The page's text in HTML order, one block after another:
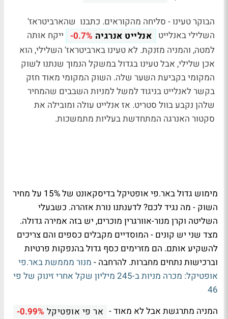
הבוקר טעינו - סליחה מהקוראים. כתבנו שהארביטראז'
השלילי באנלייט אנלייט אנרגיה -0.7% ייקח אותה
למטה, והמניה מזנקת. לא טעינו בארביטראז' השלילי, הוא
אכן שלילי, אבל טעינו בגדול במשקל הנמוך שנתנו לשוק
המקומי בקביעת השער שלה. השוק המקומי מאוד חזק
בקשר לאנלייט בניגוד למשל למניות השבבים שהמחיר
שלהן נקבע בוול סטריט. אז אנלייט עולה ומובילה את
סקטור האנרגה המתחדשת בעליות מתמשכות.
מימוש גדול באר.פי אופטיקל בדיסקאונט של 15% על מחיר
השוק - מה נגיד לכם? לדענתנו נורת אזהרה. כשבעלי
השליטה וקרן מנור-אוורגרין מוכרים, יש בזה אמירה גדולה.
מצד שני יש קונים - המוסדיים מקבלים כספים והם צריכים
להשקיע אותם. הם מזרימים כסף גדול בהנפקות פרטיות
וברכישות נתחים מחברות. להרחבה - מנור מממשת באר.פי
אופטיקל: מכרה מניות ב-245 מיליון שקל אחרי זינוק של פי
46
המניה מתרגשת אבל לא מאוד - אר פי אופטיקל -0.99%